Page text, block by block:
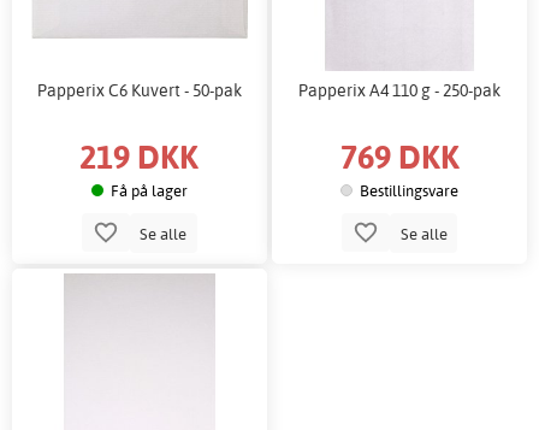
Papperix C6 Kuvert - 50-pak
219 DKK
Få på lager
Se alle
Papperix A4 110 g - 250-pak
769 DKK
Bestillingsvare
Se alle